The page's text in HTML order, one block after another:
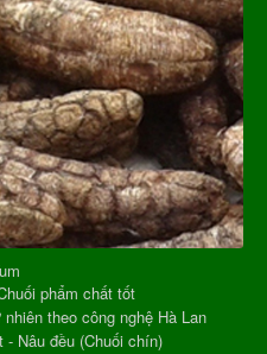
phẩm chất tốt
theo công nghệ Hà Lan
- Nâu đều (Chuối chín)